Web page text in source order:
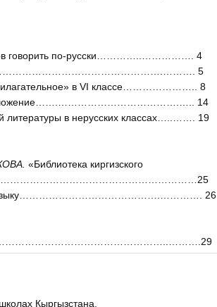
говорить по-русски…………..……………. 4
5
в VI классе………………….. 8
14
литературы в нерусских классах…..……. 19
«Библиотека киргизского
языку…………………………………….…………. 26
Кыргызстана.